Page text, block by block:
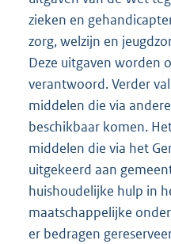
zieken en
zorg, welzijn en
Deze uitgaven worden
verantwoord. Verder
middelen die via
beschikbaar komen.
middelen die via het
uitgekeerd aan
huishoudelijke hulp in
maatschappelijke
er bedragen